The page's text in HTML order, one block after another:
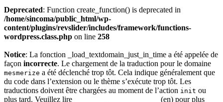
Deprecated: Function create_function() is deprecated in
/home/sincoma/public_html/wp-
content/plugins/revslider/includes/framework/functions-
wordpress.class.php on line 258
Notice: La fonction _load_textdomain_just_in_time a été appelée de
façon incorrecte. Le chargement de la traduction pour le domaine
mesmerize a été déclenché trop tôt. Cela indique généralement que
du code dans l’extension ou le thème s’exécute trop tôt. Les
traductions doivent être chargées au moment de l’action init ou
plus tard. Veuillez lire
(en) pour plus